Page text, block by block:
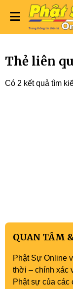
Thẻ liên
Có 2 kết quả tìm
QUAN TÂM
Phật Sự Online
thời – chính xác
Phật sự của các